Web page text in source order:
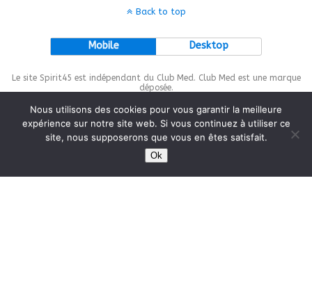
Back to top
Mobile Desktop
Le site Spirit45 est indépendant du Club Med. Club Med est une marque
déposée.
This site is protected bywp-copyrightpro.com
Nous utilisons des cookies pour vous garantir la meilleure
expérience sur notre site web. Si vous continuez à utiliser ce
site, nous supposerons que vous en êtes satisfait.
Ok